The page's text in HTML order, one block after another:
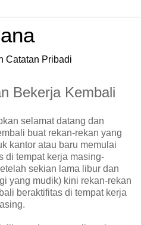
Catatan Pribadi
Bekerja Kembali
selamat datang dan
buat rekan-rekan yang
kantor atau baru memulai
di tempat kerja masing-
sekian lama libur dan
yang mudik) kini rekan-rekan
beraktifitas di tempat kerja